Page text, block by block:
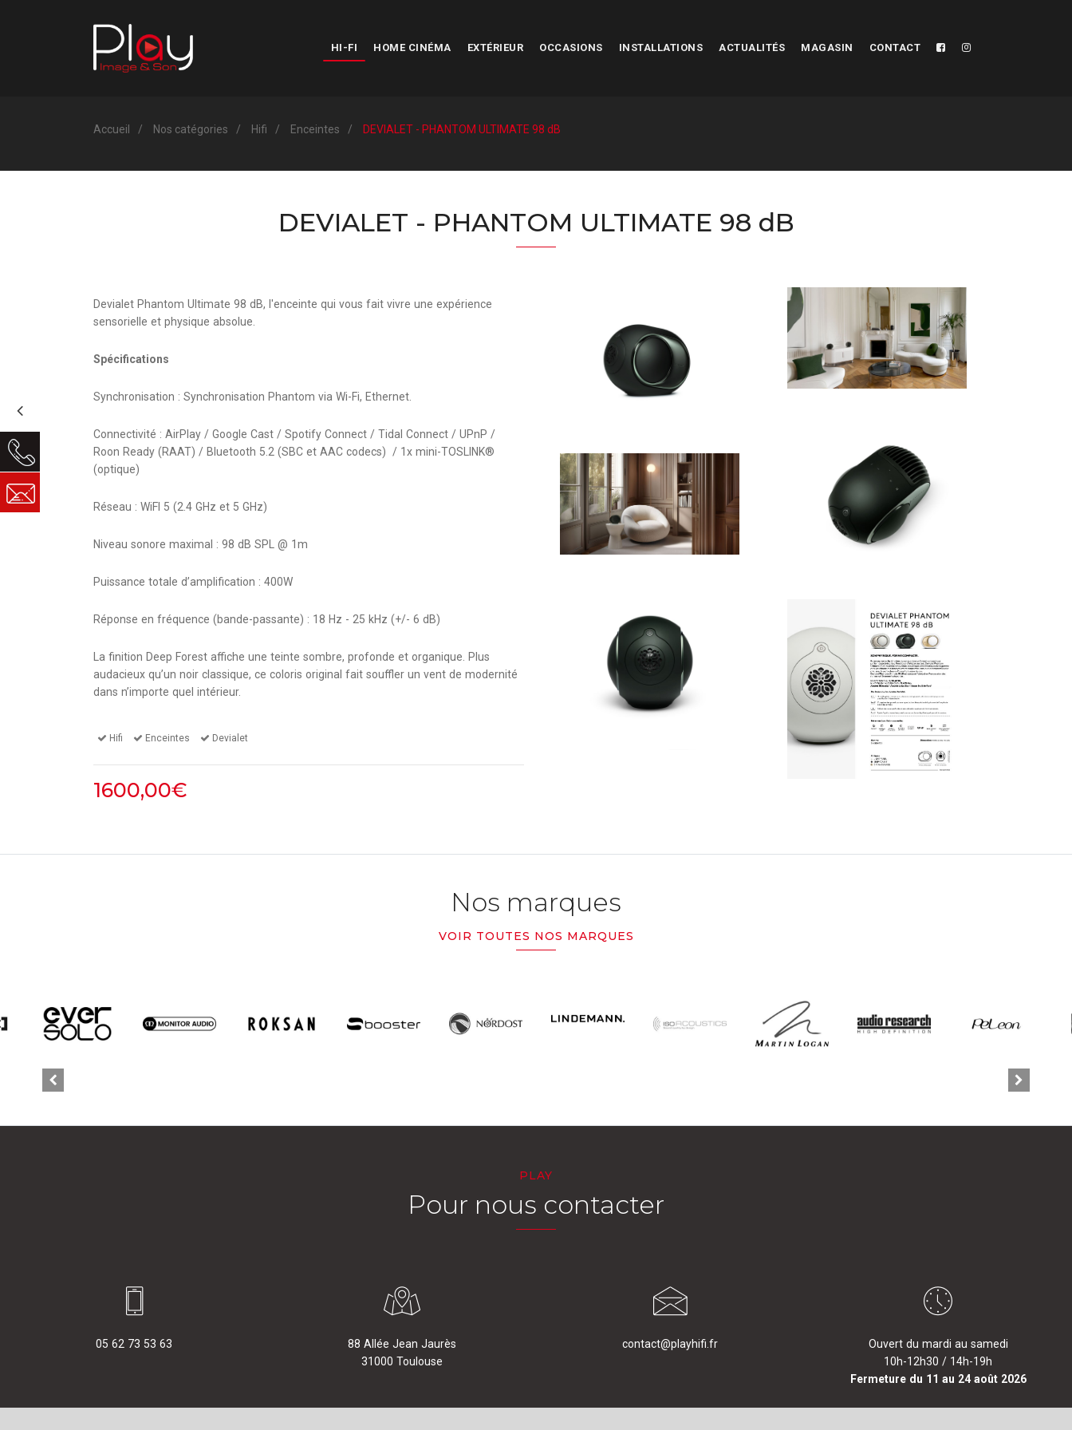
HI-FI HOME CINÉMA EXTÉRIEUR OCCASIONS INSTALLATIONS ACTUALITÉS MAGASIN CONTACT
Accueil Nos catégories Hifi Enceintes DEVIALET - PHANTOM ULTIMATE 98 dB
DEVIALET - PHANTOM ULTIMATE 98 dB
Devialet Phantom Ultimate 98 dB, l'enceinte qui vous fait vivre une expérience
sensorielle et physique absolue.
Spécifications
Synchronisation : Synchronisation Phantom via Wi-Fi, Ethernet.
Connectivité : AirPlay / Google Cast / Spotify Connect / Tidal Connect / UPnP /
Roon Ready (RAAT) / Bluetooth 5.2 (SBC et AAC codecs) / 1x mini-TOSLINK®
(optique)
Réseau : WiFI 5 (2.4 GHz et 5 GHz)
Niveau sonore maximal : 98 dB SPL @ 1m
Puissance totale d’amplification : 400W
Réponse en fréquence (bande-passante) : 18 Hz - 25 kHz (+/- 6 dB)
La finition Deep Forest affiche une teinte sombre, profonde et organique. Plus
audacieux qu’un noir classique, ce coloris original fait souffler un vent de modernité
dans n’importe quel intérieur.
Hifi Enceintes Devialet
1600,00€
Nos marques
VOIR TOUTES NOS MARQUES
PLAY
Pour nous contacter
05 62 73 53 63
88 Allée Jean Jaurès
31000 Toulouse
contact@playhifi.fr
Ouvert du mardi au samedi
10h-12h30 / 14h-19h
Fermeture du 11 au 24 août 2026